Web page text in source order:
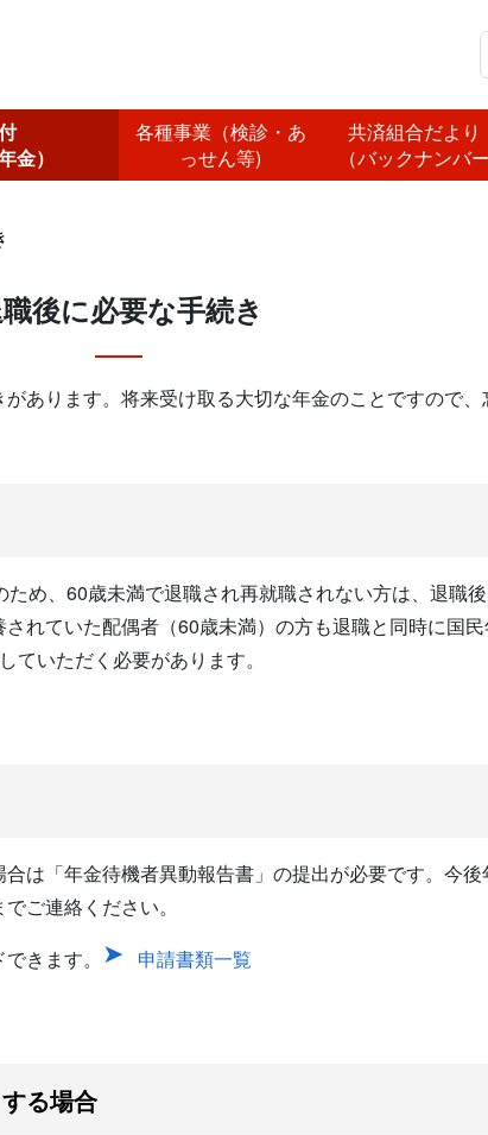
給付
金）
各種事業（検診・あ
っせん等)
共済組合だより
（バックナンバー
後に必要な手続き
あります。将来受け取る大切な年金のことですので、
め、60歳未満で退職され再就職されない方は、退職
れていた配偶者（60歳未満）の方も退職と同時に国
いただく必要があります。
は「年金待機者異動報告書」の提出が必要です。今
ご連絡ください。
きます。
申請書類一覧
る場合